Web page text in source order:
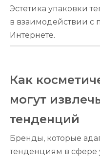
Эстетика упаковки
в взаимодействии с
Интернете.
Как
могут
тенденций
Бренды, которые
тенденциям в сфере